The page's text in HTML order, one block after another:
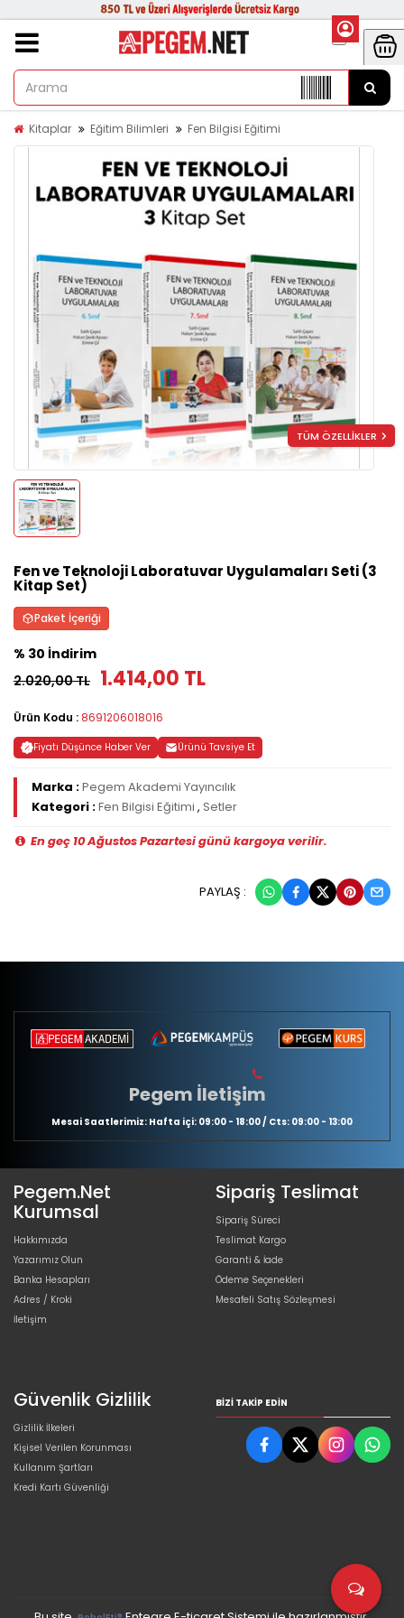
Kitaplar Eğitim Bilimleri Fen Bilgisi Eğitimi
TÜM ÖZELLİKLER
Fen ve Teknoloji Laboratuvar Uygulamaları Seti (3
Kitap Set)
Paket İçeriği
% 30 İndirim
2.020,00 TL 1.414,00 TL
Ürün Kodu : 8691206018016
Fiyatı Düşünce Haber Ver Ürünü Tavsiye Et
Marka :Pegem Akademi Yayıncılık
Kategori :Fen Bilgisi Eğitimi , Setler
En geç 10 Ağustos Pazartesi günü kargoya verilir.
PAYLAŞ :
Pegem İletişim
Mesai Saatlerimiz: Hafta içi: 09:00 - 18:00 / Cts: 09:00 - 13:00
Pegem.Net
Kurumsal
Hakkımızda
Yazarımız Olun
Banka Hesapları
Adres / Kroki
İletişim
Sipariş Teslimat
Sipariş Süreci
Teslimat Kargo
Garanti & İade
Ödeme Seçenekleri
Mesafeli Satış Sözleşmesi
Güvenlik Gizlilik
Gizlilik İlkeleri
Kişisel Verilen Korunması
Kullanım Şartları
Kredi Kartı Güvenliği
BIZI TAKIP EDIN